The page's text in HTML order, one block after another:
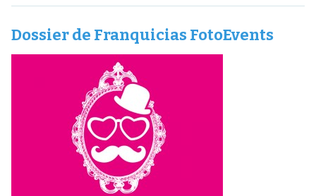
Dossier de Franquicias FotoEvents